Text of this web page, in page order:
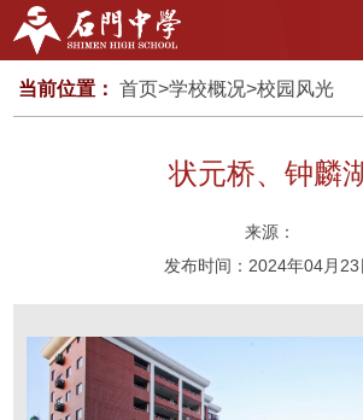
当前位置： 首页>学校概况>校园风光
状元桥、钟麟
来源：
发布时间：2024年04月23